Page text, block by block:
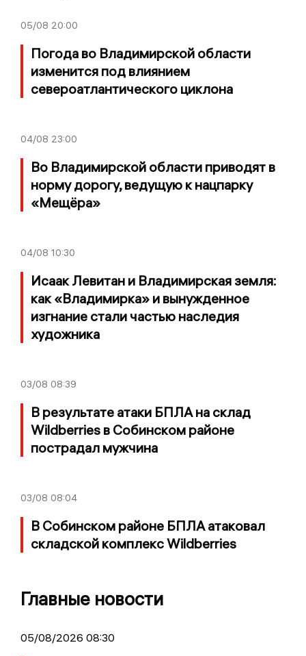
05/08 20:00
Погода во Владимирской области
изменится под влиянием
североатлантического циклона
04/08 23:00
Во Владимирской области приводят в
норму дорогу, ведущую к нацпарку
«Мещёра»
04/08 10:30
Исаак Левитан и Владимирская земля:
как «Владимирка» и вынужденное
изгнание стали частью наследия
художника
03/08 08:39
В результате атаки БПЛА на склад
Wildberries в Собинском районе
пострадал мужчина
03/08 08:04
В Собинском районе БПЛА атаковал
складской комплекс Wildberries
Главные новости
05/08/2026 08:30